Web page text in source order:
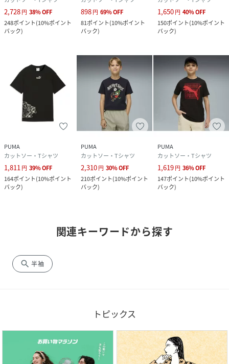
2,728円 38%OFF
248ポイント(10%ポイント
バック)
898円 69%OFF
81ポイント(10%ポイント
バック)
1,650円 40%OFF
150ポイント(10%ポイント
バック)
PUMA
カットソー・Tシャツ
1,811 円 39%OFF
164ポイント(10%ポイント
バック)
PUMA
カットソー・Tシャツ
2,310円 30%OFF
210ポイント(10%ポイント
バック)
PUMA
カットソー・Tシャツ
1,619円 36%OFF
147ポイント(10%ポイント
バック)
関連キーワードから探す
search 半袖
トピックス